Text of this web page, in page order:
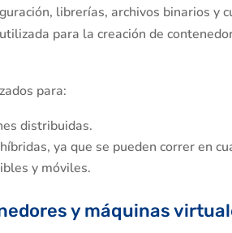
librerías, archivos binarios
para la creación de
para:
distribuidas.
ya que se pueden correr en
y móviles.
y máquinas